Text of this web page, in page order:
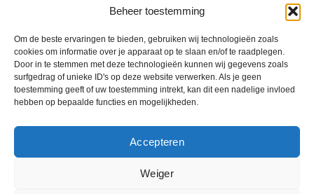
Beheer toestemming
Om de beste ervaringen te bieden, gebruiken wij technologieën zoals
cookies om informatie over je apparaat op te slaan en/of te raadplegen.
Door in te stemmen met deze technologieën kunnen wij gegevens zoals
surfgedrag of unieke ID's op deze website verwerken. Als je geen
toestemming geeft of uw toestemming intrekt, kan dit een nadelige invloed
hebben op bepaalde functies en mogelijkheden.
Accepteren
Weiger
Stadspalen
Afzetpalen
Bodemmarkering
Ram- & Aanrijbeveiliging
Copyright © 2024 QuickSafe. Alle rechten voorbehouden.